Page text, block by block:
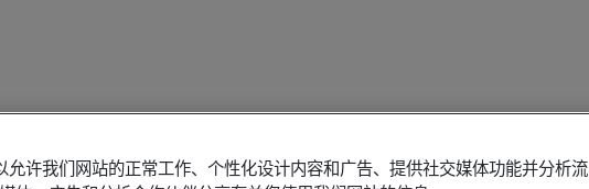
允许我们网站的正常工作、个性化设计内容和广告、提供社交媒体功能并分析流